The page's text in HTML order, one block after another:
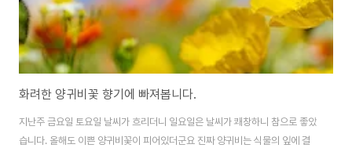
화려한 양귀비꽃 향기에 빠져봅니다.
지난주 금요일 토요일 날씨가 흐리더니 일요일은 날씨가 쾌창하니 참으로 좋았
습니다. 올해도 이쁜 양귀비꽃이 피어있더군요 진짜 양귀비는 식물의 잎에 결